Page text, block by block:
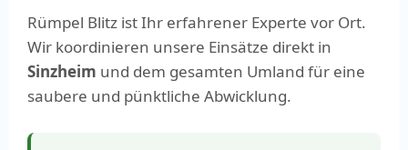
Rümpel Blitz ist Ihr erfahrener Experte vor Ort.
Wir koordinieren unsere Einsätze direkt in
Sinzheim und dem gesamten Umland für eine
saubere und pünktliche Abwicklung.